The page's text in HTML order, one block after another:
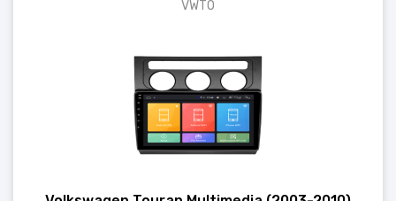
VWTO